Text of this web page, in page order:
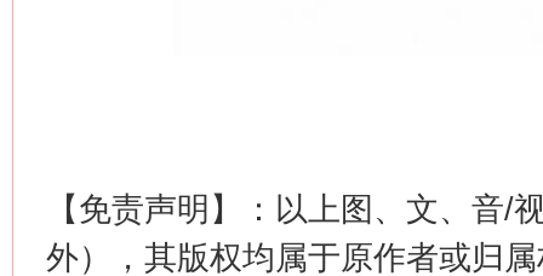
【免责声明】：以上图、文、音/
外），其版权均属于原作者或归